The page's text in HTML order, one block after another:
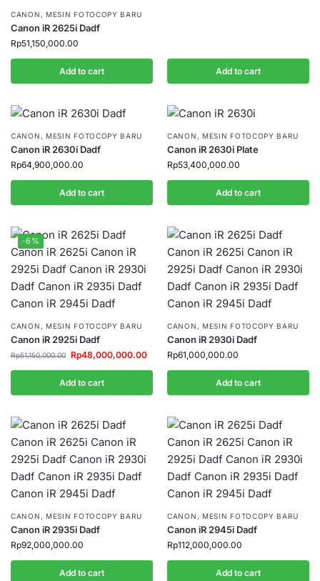
CANON , MESIN FOTOCOPY BARU
Canon iR 2625i Dadf
Rp51,150,000.00
Add to cart Add to cart
CANON , MESIN FOTOCOPY BARU
Canon iR 2630i Dadf
Rp64,900,000.00
Add to cart
CANON , MESIN FOTOCOPY BARU
Canon iR 2630i Plate
Rp53,400,000.00
Add to cart
-6%
CANON , MESIN FOTOCOPY BARU
Canon iR 2925i Dadf
Rp51,150,000.00 Rp48,000,000.00
Add to cart
CANON , MESIN FOTOCOPY BARU
Canon iR 2930i Dadf
Rp61,000,000.00
Add to cart
CANON , MESIN FOTOCOPY BARU
Canon iR 2935i Dadf
Rp92,000,000.00
Add to cart
CANON , MESIN FOTOCOPY BARU
Canon iR 2945i Dadf
Rp112,000,000.00
Add to cart